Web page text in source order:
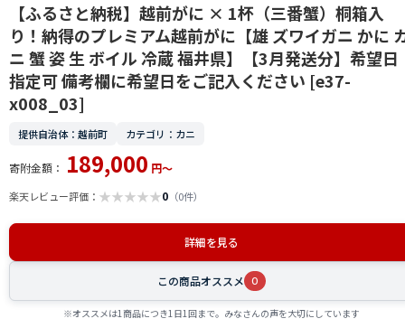
【ふるさと納税】越前がに × 1杯（三番蟹）桐箱入
り！納得のプレミアム越前がに【雄 ズワイガニ かに
ニ 蟹 姿 生 ボイル 冷蔵 福井県】【3月発送分】希望日
指定可 備考欄に希望日をご記入ください [e37-
x008_03]
提供自治体：越前町 カテゴリ：カニ
寄附金額： 189,000 円～
楽天レビュー評価： ★★★★★0 （0件）
詳細を見る
この商品オススメ 0
※オススメは1商品につき1日1回まで。みなさんの声を大切にしています